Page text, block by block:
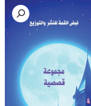
السعر
الحالي
هو:
60,00 EGP.